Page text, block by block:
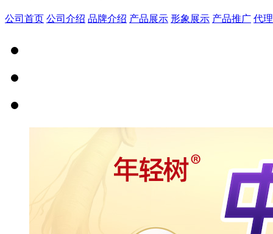
公司首页 公司介绍 品牌介绍 产品展示 形象展示 产品推广 代